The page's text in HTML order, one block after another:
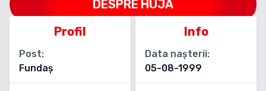
DESPRE HUJA
Profil
Post:
Fundaș
Info
Data nașterii:
05-08-1999